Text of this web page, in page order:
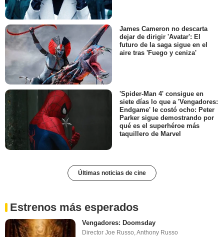
James Cameron no descarta
dejar de dirigir 'Avatar': El
futuro de la saga sigue en el
aire tras 'Fuego y ceniza'
'Spider-Man 4' consigue en
siete días lo que a 'Vengadores:
Endgame' le costó ocho: Peter
Parker sigue demostrando por
qué es el superhéroe más
taquillero de Marvel
Últimas noticias de cine
Estrenos más esperados
Vengadores: Doomsday
Director Joe Russo, Anthony Russo